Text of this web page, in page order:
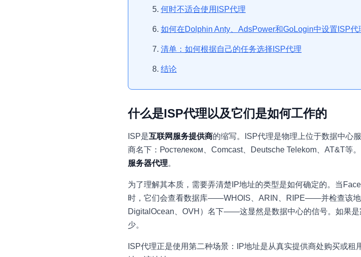
何时不适合使用ISP代理
如何在Dolphin Anty、AdsPower和GoLogin中设置ISP代
清单：如何根据自己的任务选择ISP代理
结论
什么是ISP代理以及它们是如何工作的
ISP是互联网服务提供商的缩写。ISP代理是物理上位于数据中心
商名下：Ростелеком、Comcast、Deutsche Telekom、AT&T等
服务器代理。
为了理解其本质，需要弄清楚IP地址的类型是如何确定的。当
时，它们会查看数据库——WHOIS、ARIN、RIPE——并检查该地
DigitalOcean、OVH）名下——这显然是数据中心的信号。如果
少。
ISP代理正是使用第二种场景：IP地址是从真实提供商处购买或